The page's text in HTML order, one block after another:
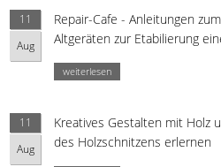
11
Aug
Repair-Cafe - Anleitungen
Altgeräten zur Etabilierung
weiterlesen
11
Aug
Kreatives Gestalten mit Holz
des Holzschnitzens erlernen